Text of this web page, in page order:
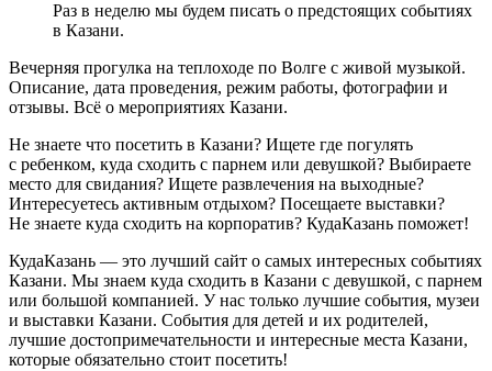
Раз в неделю мы будем писать о предстоящих событиях
в Казани.
Вечерняя прогулка на теплоходе по Волге с живой музыкой.
Описание, дата проведения, режим работы, фотографии и
отзывы. Всё о мероприятиях Казани.
Не знаете что посетить в Казани? Ищете где погулять
с ребенком, куда сходить с парнем или девушкой? Выбираете
место для свидания? Ищете развлечения на выходные?
Интересуетесь активным отдыхом? Посещаете выставки?
Не знаете куда сходить на корпоратив? КудаКазань поможет!
КудаКазань — это лучший сайт о самых интересных событиях
Казани. Мы знаем куда сходить в Казани с девушкой, с парнем
или большой компанией. У нас только лучшие события, музеи
и выставки Казани. События для детей и их родителей,
лучшие достопримечательности и интересные места Казани,
которые обязательно стоит посетить!